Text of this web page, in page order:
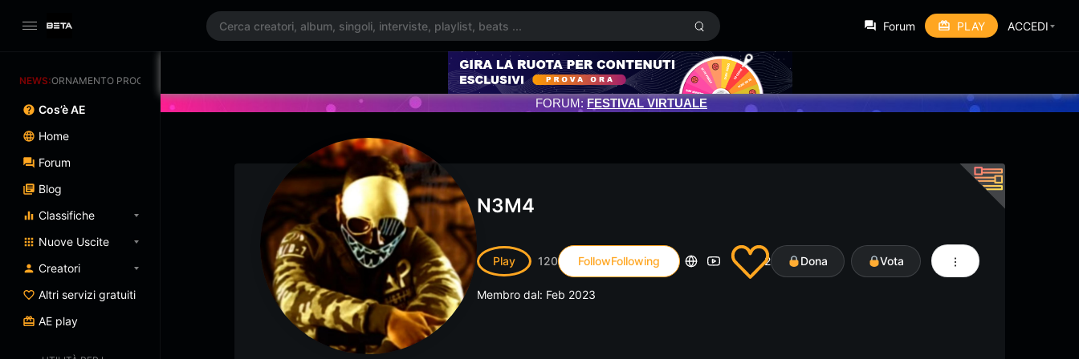
Forum PLAY ACCEDI
NEWS:
AGGIORNAMENTO PROGRAMMATO 3/07/2025
Cos’è AE
Home
Forum
Blog
Classifiche
Nuove Uscite
Creatori
Altri servizi gratuiti
AE play
FORUM: FESTIVAL VIRTUALE
N3M4
Play 120 FollowFollowing 2 Dona Vota
Membro dal: Feb 2023